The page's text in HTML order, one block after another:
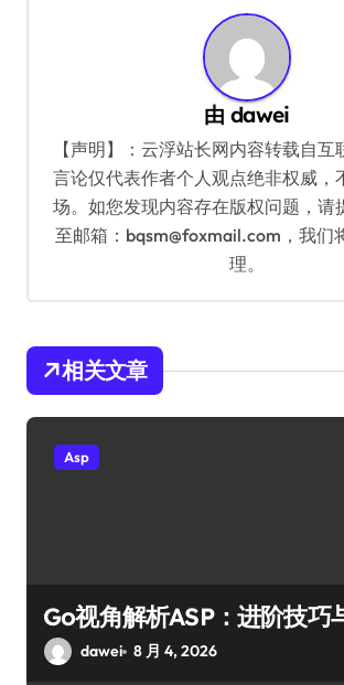
由dawei
【声明】：云浮站长网内容转载自互
言论仅代表作者个人观点绝非权威，
场。如您发现内容存在版权问题，请
至邮箱：bqsm@foxmail.com，我们
理。
相关文章
Asp
Go视角解析ASP：进阶技巧
dawei 8 月 4, 2026